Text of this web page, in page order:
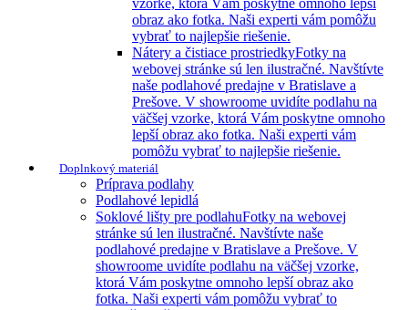
vzorke, ktorá Vám poskytne omnoho lepší
obraz ako fotka. Naši experti vám pomôžu
vybrať to najlepšie riešenie.
Nátery a čistiace prostriedkyFotky na
webovej stránke sú len ilustračné. Navštívte
naše podlahové predajne v Bratislave a
Prešove. V showroome uvidíte podlahu na
väčšej vzorke, ktorá Vám poskytne omnoho
lepší obraz ako fotka. Naši experti vám
pomôžu vybrať to najlepšie riešenie.
Doplnkový materiál
Príprava podlahy
Podlahové lepidlá
Soklové lišty pre podlahuFotky na webovej
stránke sú len ilustračné. Navštívte naše
podlahové predajne v Bratislave a Prešove. V
showroome uvidíte podlahu na väčšej vzorke,
ktorá Vám poskytne omnoho lepší obraz ako
fotka. Naši experti vám pomôžu vybrať to